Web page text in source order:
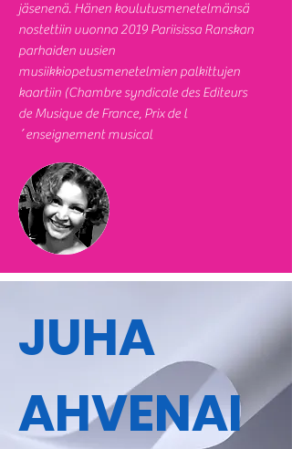
jäsenenä. Hänen koulutusmenetelmänsä
nostettiin vuonna 2019 Pariisissa Ranskan
parhaiden uusien
musiikkiopetusmenetelmien palkittujen
kaartiin (Chambre syndicale des Editeurs
de Musique de France, Prix de l
´enseignement musical
JUHA
AHVENAI